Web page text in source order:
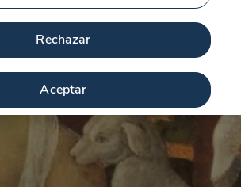
Rechazar
Aceptar